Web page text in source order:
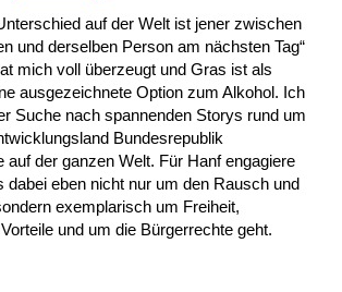
auf der Welt ist jener zwischen
und derselben Person am nächsten Tag“
mich voll überzeugt und Gras ist als
ausgezeichnete Option zum Alkohol. Ich
Suche nach spannenden Storys rund um
Bundesrepublik
auf der ganzen Welt. Für Hanf engagiere
dabei eben nicht nur um den Rausch und
exemplarisch um Freiheit,
und um die Bürgerrechte geht.